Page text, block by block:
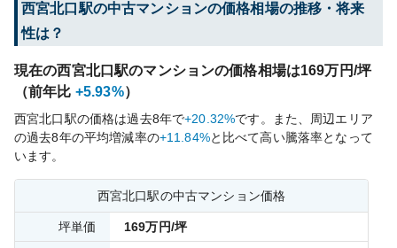
西宮北口駅の中古マンションの価格相場の推移・将来
性は？
現在の西宮北口駅のマンションの価格相場は169万円/坪
（前年比 +5.93%）
西宮北口駅の価格は過去8年で+20.32%です。
また、周辺エリア
の過去8年の平均増減率の+11.84%と比べて高い騰落率となって
います。
西宮北口駅の中古マンション価格
坪単価 169万円/坪